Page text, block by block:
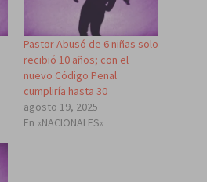
Pastor Abusó de 6 niñas solo
recibió 10 años; con el
nuevo Código Penal
cumpliría hasta 30
agosto 19, 2025
En «NACIONALES»